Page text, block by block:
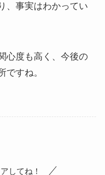
、事実はわかってい
心度も高く、今後の
ですね。
してね！